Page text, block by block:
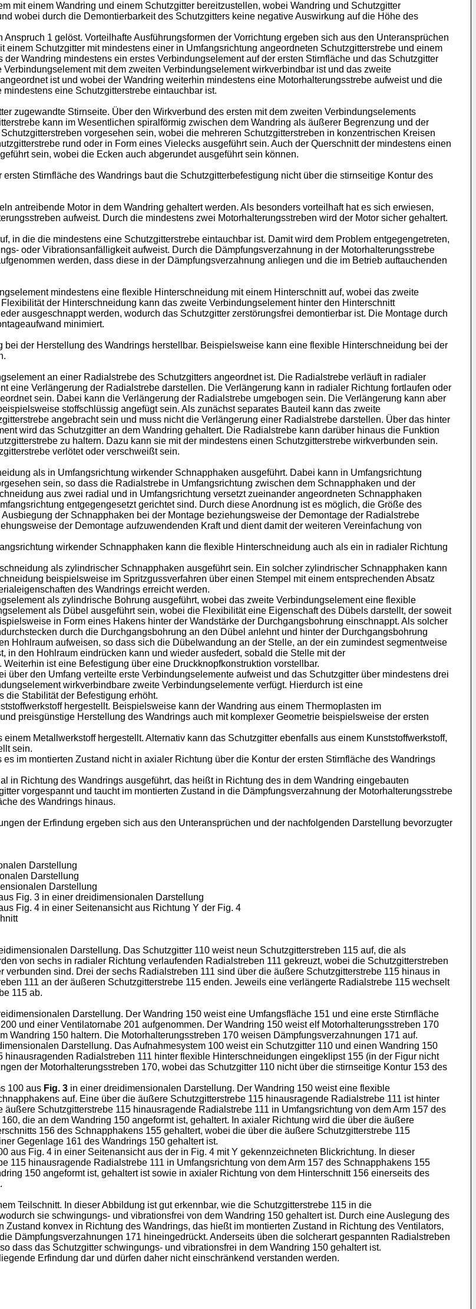
mit einem Wandring und einem Schutzgitter bereitzustellen, wobei Wandring und Schutzgitter
wobei durch die Demontierbarkeit des Schutzgitters keine negative Auswirkung auf die Höhe des
1 gelöst. Vorteilhafte Ausführungsformen der Vorrichtung ergeben sich aus den Unteransprüchen
Schutzgitter mit mindestens einer in Umfangsrichtung angeordneten Schutzgitterstrebe und einem
Wandring mindestens ein erstes Verbindungselement auf der ersten Stirnfläche und das Schutzgitter
mit dem zweiten Verbindungselement wirkverbindbar ist und das zweite
ist und wobei der Wandring weiterhin mindestens eine Motorhalterungsstrebe aufweist und die
eine Schutzgitterstrebe eintauchbar ist.
zugewandte Stirnseite. Über den Wirkverbund des ersten mit dem zweiten Verbindungselements
kann im Wesentlichen spiralförmig zwischen dem Wandring als äußerer Begrenzung und der
vorgesehen sein, wobei die mehreren Schutzgitterstreben in konzentrischen Kreisen
rund oder in Form eines Vielecks ausgeführt sein. Auch der Querschnitt der mindestens einen
sein, wobei die Ecken auch abgerundet ausgeführt sein können.
Stirnfläche des Wandrings baut die Schutzgitterbefestigung nicht über die stirnseitige Kontur des
antreibende Motor in dem Wandring gehaltert werden. Als besonders vorteilhaft hat es sich erwiesen,
aufweist. Durch die mindestens zwei Motorhalterungsstreben wird der Motor sicher gehaltert.
in die die mindestens eine Schutzgitterstrebe eintauchbar ist. Damit wird dem Problem entgegengetreten,
oder Vibrationsanfälligkeit aufweist. Durch die Dämpfungsverzahnung in der Motorhalterungsstrebe
werden, dass diese in der Dämpfungsverzahnung anliegen und die im Betrieb auftauchenden
mindestens eine flexible Hinterschneidung mit einem Hinterschnitt auf, wobei das zweite
der Hinterschneidung kann das zweite Verbindungselement hinter den Hinterschnitt
ausgeschnappt werden, wodurch das Schutzgitter zerstörungsfrei demontierbar ist. Die Montage durch
minimiert.
der Herstellung des Wandrings herstellbar. Beispielsweise kann eine flexible Hinterschneidung bei der
an einer Radialstrebe des Schutzgitters angeordnet ist. Die Radialstrebe verläuft in radialer
eine Verlängerung der Radialstrebe darstellen. Die Verlängerung kann in radialer Richtung fortlaufen oder
sein. Dabei kann die Verlängerung der Radialstrebe umgebogen sein. Die Verlängerung kann aber
stoffschlüssig angefügt sein. Als zunächst separates Bauteil kann das zweite
angebracht sein und muss nicht die Verlängerung einer Radialstrebe darstellen. Über das hinter
wird das Schutzgitter an dem Wandring gehaltert. Die Radialstrebe kann darüber hinaus die Funktion
zu haltern. Dazu kann sie mit der mindestens einen Schutzgitterstrebe wirkverbunden sein.
verlötet oder verschweißt sein.
als in Umfangsrichtung wirkender Schnapphaken ausgeführt. Dabei kann in Umfangsrichtung
sein, so dass die Radialstrebe in Umfangsrichtung zwischen dem Schnapphaken und der
aus zwei radial und in Umfangsrichtung versetzt zueinander angeordneten Schnapphaken
entgegengesetzt gerichtet sind. Durch diese Anordnung ist es möglich, die Größe des
der Schnapphaken bei der Montage beziehungsweise der Demontage der Radialstrebe
der Demontage aufzuwendenden Kraft und dient damit der weiteren Vereinfachung von
wirkender Schnapphaken kann die flexible Hinterschneidung auch als ein in radialer Richtung
als zylindrischer Schnapphaken ausgeführt sein. Ein solcher zylindrischer Schnapphaken kann
beispielsweise im Spritzgussverfahren über einen Stempel mit einem entsprechenden Absatz
des Wandrings erreicht werden.
als zylindrische Bohrung ausgeführt, wobei das zweite Verbindungselement eine flexible
als Dübel ausgeführt sein, wobei die Flexibilität eine Eigenschaft des Dübels darstellt, der soweit
in Form eines Hakens hinter der Wandstärke der Durchgangsbohrung einschnappt. Als solcher
durch die Durchgangsbohrung an den Dübel anlehnt und hinter der Durchgangsbohrung
Hohlraum aufweisen, so dass sich die Dübelwandung an der Stelle, an der ein zumindest segmentweise
den Hohlraum eindrücken kann und wieder ausfedert, sobald die Stelle mit der
ist eine Befestigung über eine Druckknopfkonstruktion vorstellbar.
über den Umfang verteilte erste Verbindungselemente aufweist und das Schutzgitter über mindestens drei
wirkverbindbare zweite Verbindungselemente verfügt. Hierdurch ist eine
die Stabilität der Befestigung erhöht.
hergestellt. Beispielsweise kann der Wandring aus einem Thermoplasten im
preisgünstige Herstellung des Wandrings auch mit komplexer Geometrie beispielsweise der ersten
Metallwerkstoff hergestellt. Alternativ kann das Schutzgitter ebenfalls aus einem Kunststoffwerkstoff,
sein.
im montierten Zustand nicht in axialer Richtung über die Kontur der ersten Stirnfläche des Wandrings
in Richtung des Wandrings ausgeführt, das heißt in Richtung des in dem Wandring eingebauten
vorgespannt und taucht im montierten Zustand in die Dämpfungsverzahnung der Motorhalterungsstrebe
des Wandrings hinaus.
der Erfindung ergeben sich aus den Unteransprüchen und der nachfolgenden Darstellung bevorzugter
Darstellung
Darstellung
Darstellung
Fig. 3 in einer dreidimensionalen Darstellung
Fig. 4 in einer Seitenansicht aus Richtung Y der Fig. 4
Darstellung. Das Schutzgitter 110 weist neun Schutzgitterstreben 115 auf, die als
von sechs in radialer Richtung verlaufenden Radialstreben 111 gekreuzt, wobei die Schutzgitterstreben
sind. Drei der sechs Radialstreben 111 sind über die äußere Schutzgitterstrebe 115 hinaus in
111 an der äußeren Schutzgitterstrebe 115 enden. Jeweils eine verlängerte Radialstrebe 115 wechselt
115 ab.
Darstellung. Der Wandring 150 weist eine Umfangsfläche 151 und eine erste Stirnfläche
und einer Ventilatornabe 201 aufgenommen. Der Wandring 150 weist elf Motorhalterungsstreben 170
Wandring 150 haltern. Die Motorhalterungsstreben 170 weisen Dämpfungsverzahnungen 171 auf.
Darstellung. Das Aufnahmesystem 100 weist ein Schutzgitter 110 und einen Wandring 150
Radialstreben 111 hinter flexible Hinterschneidungen eingeklipst 155 (in der Figur nicht
der Motorhalterungsstreben 170, wobei das Schutzgitter 110 nicht über die stirnseitige Kontur 153 des
100 aus Fig. 3 in einer dreidimensionalen Darstellung. Der Wandring 150 weist eine flexible
auf. Eine über die äußere Schutzgitterstrebe 115 hinausragende Radialstrebe 111 ist hinter
Schutzgitterstrebe 115 hinausragende Radialstrebe 111 in Umfangsrichtung von dem Arm 157 des
die an dem Wandring 150 angeformt ist, gehaltert. In axialer Richtung wird die über die äußere
156 des Schnapphakens 155 gehaltert, wobei die über die äußere Schutzgitterstrebe 115
Gegenlage 161 des Wandrings 150 gehaltert ist.
aus Fig. 4 in einer Seitenansicht aus der in Fig. 4 mit Y gekennzeichneten Blickrichtung. In dieser
115 hinausragende Radialstrebe 111 in Umfangsrichtung von dem Arm 157 des Schnapphakens 155
150 angeformt ist, gehaltert ist sowie in axialer Richtung von dem Hinterschnitt 156 einerseits des
Teilschnitt. In dieser Abbildung ist gut erkennbar, wie die Schutzgitterstrebe 115 in die
sie schwingungs- und vibrationsfrei von dem Wandring 150 gehaltert ist. Durch eine Auslegung des
konvex in Richtung des Wandrings, das hießt im montierten Zustand in Richtung des Ventilators,
Dämpfungsverzahnungen 171 hineingedrückt. Anderseits üben die solcherart gespannten Radialstreben
dass das Schutzgitter schwingungs- und vibrationsfrei in dem Wandring 150 gehaltert ist.
Erfindung dar und dürfen daher nicht einschränkend verstanden werden.